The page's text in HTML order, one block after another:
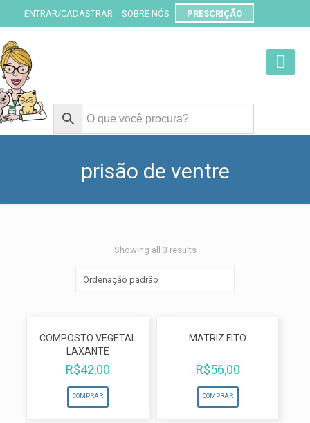
ENTRAR/CADASTRAR SOBRE NÓS PRESCRIÇÃO
prisão de ventre
Showing all 3 results
COMPOSTO VEGETAL
LAXANTE
R$42,00
COMPRAR
MATRIZ FITO
R$56,00
COMPRAR